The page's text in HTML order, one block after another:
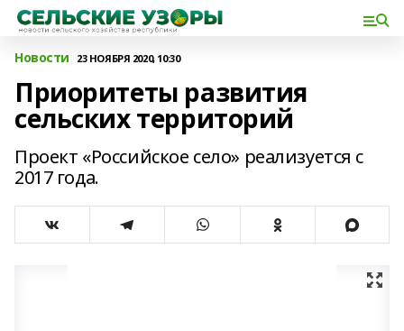
Новости 23 НОЯБРЯ 2020, 10:30
Приоритеты развития
сельских территорий
Проект «Российское село» реализуется с
2017 года.